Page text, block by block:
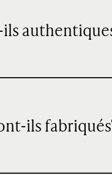
ils